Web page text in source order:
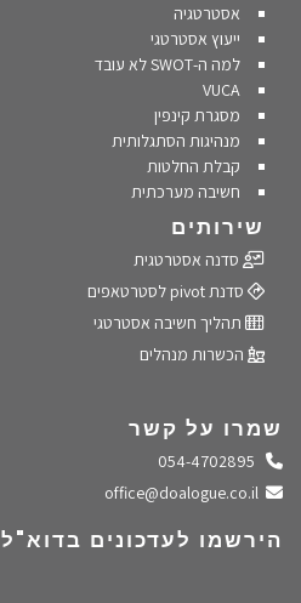
אסטרטגיה
ייעוץ אסטרטגי
למה ה-SWOT לא עובד
VUCA
מסגרת קינפין
מנהיגות הסתגלותית
קבלת החלטות
חשיבה מערכתית
שירותים
סדנה אסטרטגית
סדנת pivot לסטרטאפים
תהליך חשיבה אסטרטגי
הכשרות מנהלים
שמרו על קשר
התקשרו אלינו
שלחו מייל
הירשמו לעדכונים בדוא"ל